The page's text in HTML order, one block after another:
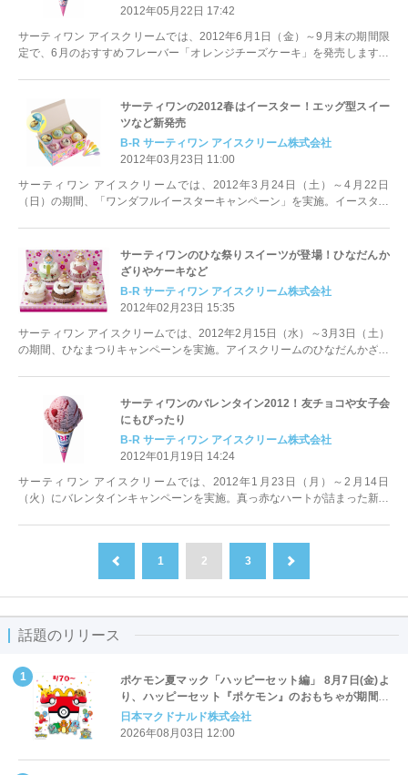
キャンペーン6/1～実施
2012年05月22日 17:42
サーティワン アイスクリームでは、2012年6月1日（金）～9月末の期間限
定で、6月のおすすめフレーバー「オレンジチーズケーキ」を発売します。
サーティワンの2012春はイースター！エッグ型スイー
ツなど新発売
B‐R サーティワン アイスクリーム株式会社
2012年03月23日 11:00
サーティワン アイスクリームでは、2012年3月24日（土）～4月22日
（日）の期間、「ワンダフルイースターキャンペーン」を実施。イースター
サーティワンのひな祭りスイーツが登場！ひなだんか
ざりやケーキなど
B‐R サーティワン アイスクリーム株式会社
2012年02月23日 15:35
サーティワン アイスクリームでは、2012年2月15日（水）～3月3日（土）
の期間、ひなまつりキャンペーンを実施。アイスクリームのひなだんかざり
サーティワンのバレンタイン2012！友チョコや女子会
にもぴったり
B‐R サーティワン アイスクリーム株式会社
2012年01月19日 14:24
サーティワン アイスクリームでは、2012年1月23日（月）～2月14日
（火）にバレンタインキャンペーンを実施。真っ赤なハートが詰まった新フ
1 2 3
話題のリリース
ポケモン夏マック「ハッピーセット編」 8月7日(金)よ
り、ハッピーセット『ポケモン』のおもちゃが期間限
定登場
日本マクドナルド株式会社
2026年08月03日 12:00